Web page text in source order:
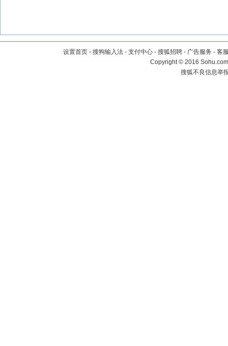
设置首页 - 搜狗输入法 - 支付中心 - 搜狐招聘 - 广告服务 - 客
Copyright©2016
搜狐不良信息举